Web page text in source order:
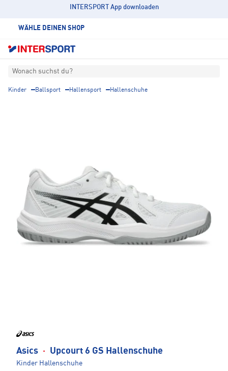
INTERSPORT App downloaden
WÄHLE DEINEN SHOP
Wonach suchst du?
Kinder Ballsport Hallensport Hallenschuhe
Asics · Upcourt 6 GS Hallenschuhe
Kinder Hallenschuhe